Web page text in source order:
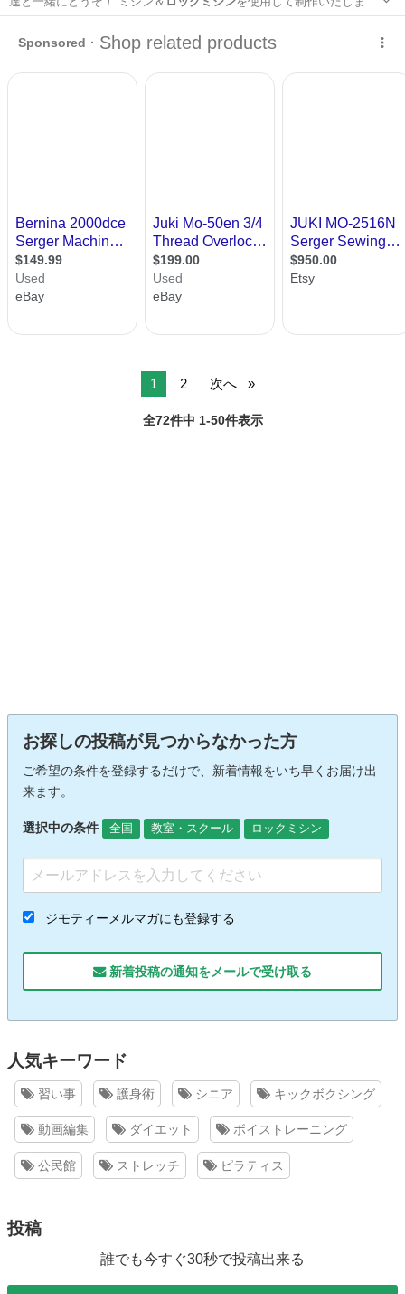
す。 ミシ…
1 2 次へ
全72件中 1-50件表示
お探しの投稿が見つからなかった方
ご希望の条件を登録するだけで、新着情報をいち早くお届け出
来ます。
選択中の条件 全国 教室・スクール ロックミシン
ジモティーメルマガにも登録する
新着投稿の通知をメールで受け取る
人気キーワード
習い事 護身術 シニア キックボクシング
動画編集 ダイエット ボイストレーニング
公民館 ストレッチ ピラティス
投稿
誰でも今すぐ30秒で投稿出来る